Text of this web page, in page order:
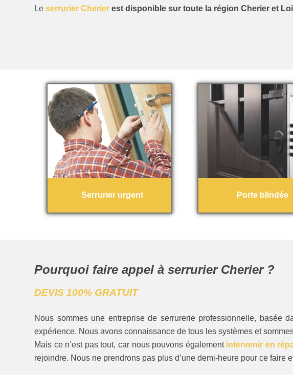
Leserrurier Cherier est disponible sur toute la région Cherier et
Serrurier urgent Porte blindée
Pourquoi faire appel à serrurier Cherier ?
DEVIS 100% GRATUIT
Nous sommes une entreprise de serrurerie professionnelle, basée
expérience. Nous avons connaissance de tous les systèmes et
Mais ce n’est pas tout, car nous pouvons également intervenir en
rejoindre. Nous ne prendrons pas plus d’une demi-heure pour ce faire